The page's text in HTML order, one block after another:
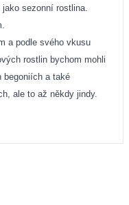
sezonní rostlina.
a podle svého vkusu
rostlin bychom mohli
begoniích a také
ale to až někdy jindy.